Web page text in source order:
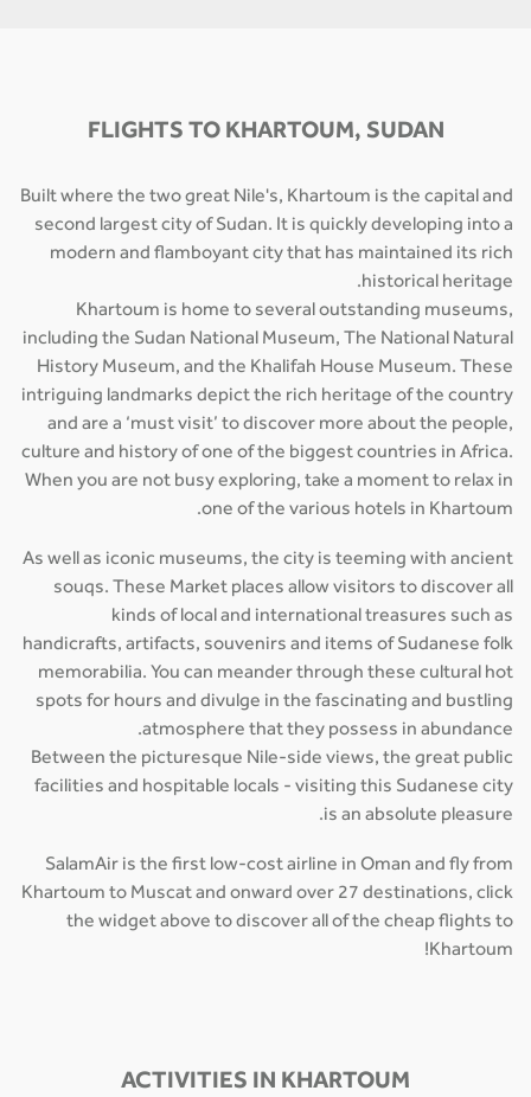
FLIGHTS TO KHARTOUM, SUDAN
Built where the two great Nile's, Khartoum is the capital and
second largest city of Sudan. It is quickly developing into a
modern and flamboyant city that has maintained its rich
historical heritage.
Khartoum is home to several outstanding museums,
including the Sudan National Museum, The National Natural
History Museum, and the Khalifah House Museum. These
intriguing landmarks depict the rich heritage of the country
and are a ‘must visit’ to discover more about the people,
culture and history of one of the biggest countries in Africa.
When you are not busy exploring, take a moment to relax in
one of the various hotels in Khartoum.
As well as iconic museums, the city is teeming with ancient
souqs. These Market places allow visitors to discover all
kinds of local and international treasures such as
handicrafts, artifacts, souvenirs and items of Sudanese folk
memorabilia. You can meander through these cultural hot
spots for hours and divulge in the fascinating and bustling
atmosphere that they possess in abundance.
Between the picturesque Nile-side views, the great public
facilities and hospitable locals - visiting this Sudanese city
is an absolute pleasure.
SalamAir is the first low-cost airline in Oman and fly from
Khartoum to Muscat and onward over 27 destinations, click
the widget above to discover all of the cheap flights to
Khartoum!
ACTIVITIES IN KHARTOUM